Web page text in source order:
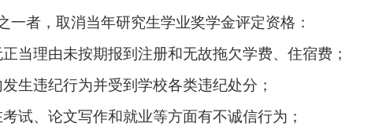
一者，取消当年研究生学业奖学金评定资格：
当理由未按期报到注册和无故拖欠学费、住宿费；
生违纪行为并受到学校各类违纪处分；
试、论文写作和就业等方面有不诚信行为；